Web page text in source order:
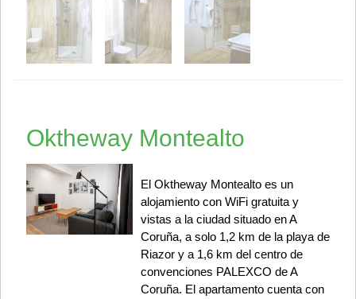
Oktheway Montealto
El Oktheway Montealto es un
alojamiento con WiFi gratuita y
vistas a la ciudad situado en A
Coruña, a solo 1,2 km de la playa de
Riazor y a 1,6 km del centro de
convenciones PALEXCO de A
Coruña. El apartamento cuenta con